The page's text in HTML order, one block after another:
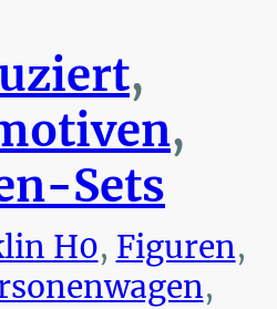
,
,
Sets
H0, Figuren,
,